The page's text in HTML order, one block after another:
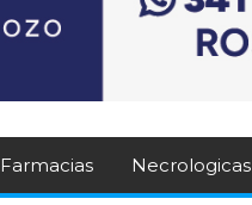
Farmacias Necrologicas